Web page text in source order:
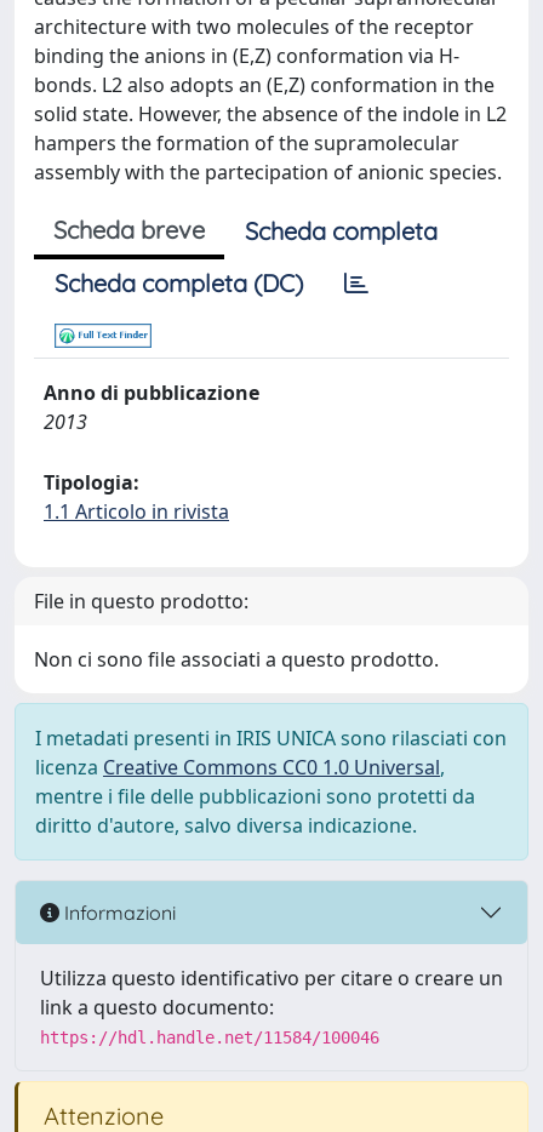
architecture with two molecules of the receptor
binding the anions in (E,Z) conformation via H-
bonds. L2 also adopts an (E,Z) conformation in the
solid state. However, the absence of the indole in L2
hampers the formation of the supramolecular
assembly with the partecipation of anionic species.
Scheda breve
Scheda completa
Scheda completa (DC)
Anno di pubblicazione
2013
Tipologia:
1.1 Articolo in rivista
File in questo prodotto:
Non ci sono file associati a questo prodotto.
I metadati presenti in IRIS UNICA sono rilasciati con
licenza Creative Commons CC0 1.0 Universal,
mentre i file delle pubblicazioni sono protetti da
diritto d'autore, salvo diversa indicazione.
Informazioni
Utilizza questo identificativo per citare o creare un
link a questo documento:
https://hdl.handle.net/11584/100046
Attenzione